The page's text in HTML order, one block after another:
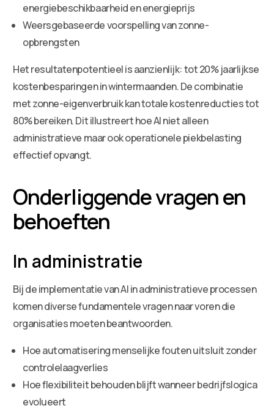
energiebeschikbaarheid en energieprijs
Weersgebaseerde voorspelling van zonne-
opbrengsten
Het resultatenpotentieel is aanzienlijk: tot 20% jaarlijkse
kostenbesparingen in wintermaanden. De combinatie
met zonne-eigenverbruik kan totale kostenreducties tot
80% bereiken. Dit illustreert hoe AI niet alleen
administratieve maar ook operationele piekbelasting
effectief opvangt.
Onderliggende vragen en
behoeften
In administratie
Bij de implementatie van AI in administratieve processen
komen diverse fundamentele vragen naar voren die
organisaties moeten beantwoorden.
Hoe automatisering menselijke fouten uitsluit zonder
controlelaagverlies
Hoe flexibiliteit behouden blijft wanneer bedrijfslogica
evolueert